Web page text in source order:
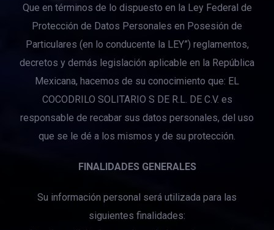
Que en términos de lo dispuesto en la Ley Federal de
Protección de Datos Personales en Posesión de
Particulares (en lo conducente la LEY”) reglamentos,
decretos y demás legislación aplicable en la República
Mexicana, hacemos de su conocimiento que: EL
COCODRILO SOLITARIO S DE R.L. DE C.V. es
responsable de recabar sus datos personales, del uso
que se le dé a los mismos y de su protección.
FINALIDADES GENERALES
Su información personal será utilizada para las
siguientes finalidades: